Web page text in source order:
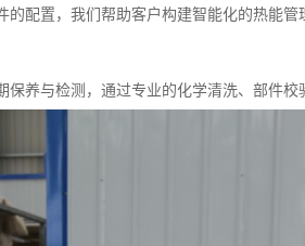
的配置，我们帮助客户构建智能化的热能
保养与检测，通过专业的化学清洗、部件